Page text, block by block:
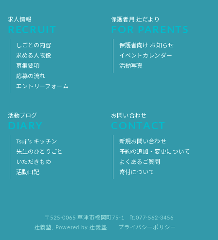
求人情報
RECRUIT
しごとの内容
求める人物像
募集要項
応募の流れ
エントリーフォーム
保護者用 辻だより
FOR PARENTS
保護者向け お知らせ
イベントカレンダー
活動写真
活動ブログ
DIARY
Tsuji’s キッチン
先生のひとりごと
いただきもの
活動日記
お問い合わせ
CONTACT
新規お問い合わせ
予約の追加・変更について
よくあるご質問
寄付について
〒525-0065 草津市橋岡町75-1
℡077-562-3456
辻義塾, Powered by 辻義塾. プライバシーポリシー